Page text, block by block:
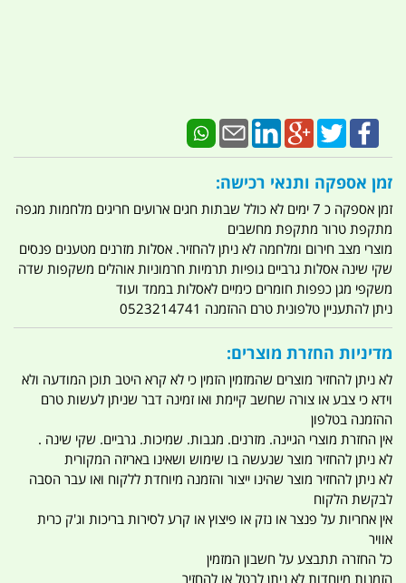
זמן אספקה ותנאי רכישה:
זמן אספקה כ 7 ימים לא כולל שבתות חגים ארועים חריגים מלחמות מגפה
מתקפת טרור מתקפת מחשבים
מוצרי מצב חירום ומלחמה לא ניתן להחזיר. אסלות מזרנים מטענים פנסים
שקי שינה אסלות גרביים גופיות תרמיות חרמוניות אוהלים משקפות שדה
משקפי מגן כפפות חומרים כימיים לאסלות בממד ועוד
ניתן להתעניין טלפונית טרם ההזמנה 0523214741
מדיניות החזרת מוצרים:
לא ניתן להחזיר מוצרים שהמזמין הזמין כי לא קרא היטב תוכן המודעה ולא
וידא כי צבע או צורה שחשב קיימת ואו זמינה דבר שניתן לעשות טרם
ההזמנה בטלפון
אין החזרת מוצרי הגיינה. מזרנים. מגבות. שמיכות. גרביים. שקי שינה .
לא ניתן להחזיר מוצר שנעשה בו שימוש ושאינו באריזה המקורית
לא ניתן להחזיר מוצר שהינו ייצור והזמנה מיוחדת ללקוח ואו עבר הסבה
לבקשת הלקוח
אין אחריות על פנצר או נזק או פיצוץ או קרע לסירות בריכות וג'ק כרית
אוויר
כל החזרה תתבצע על חשבון המזמין
הזמנות מיוחדות לא ניתן לבטל או להחזיר